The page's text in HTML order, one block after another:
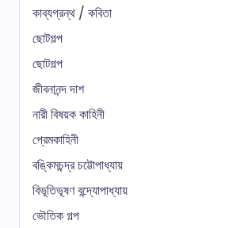
কাব্যগ্রন্থ / কবিতা
ছোটগল্প
ছোটগল্প
জীবনানন্দ দাশ
নারী বিষয়ক কাহিনী
প্রেমকাহিনী
বঙ্কিমচন্দ্র চট্টোপাধ্যায়
বিভূতিভূষণ বন্দ্যোপাধ্যায়
ভৌতিক গল্প